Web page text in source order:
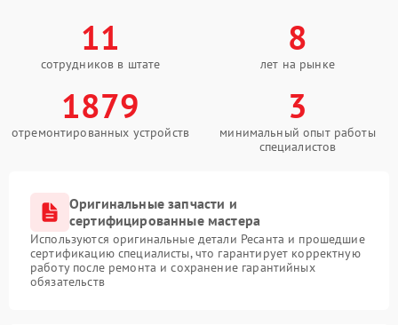
11
сотрудников в штате
8
лет на рынке
1879
отремонтированных устройств
3
минимальный опыт работы
специалистов
Оригинальные запчасти и
сертифицированные мастера
Используются оригинальные детали Ресанта и прошедшие
сертификацию специалисты, что гарантирует корректную
работу после ремонта и сохранение гарантийных
обязательств